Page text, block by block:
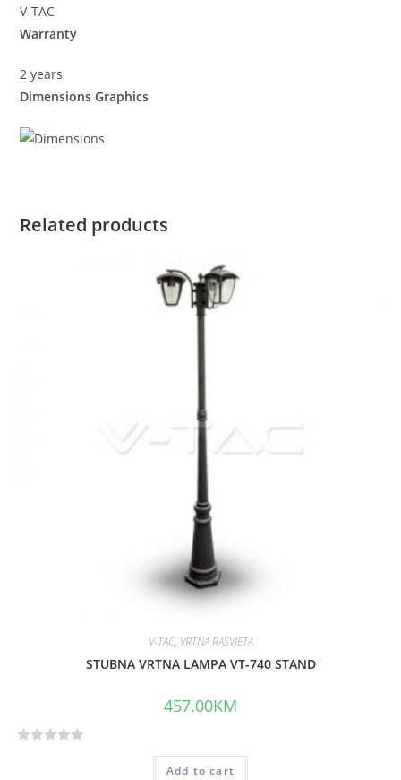
V-TAC
Warranty
2 years
Dimensions Graphics
Related products
V-TAC, VRTNA RASVJETA
STUBNA VRTNA LAMPA VT-740 STAND
457.00KM
Add to cart